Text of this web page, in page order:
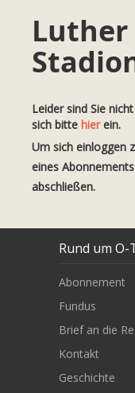
Leider sind Sie
sich bitte hierein.
Um sich einloggen
eines
abschließen.
Rund um O-
Abonnement
Fundus
Brief an die
Kontakt
Geschichte